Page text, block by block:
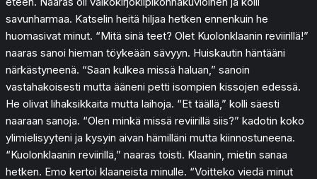
savunharmaa. Katselin heitä hiljaa hetken ennenkuin he
huomasivat minut. “Mitä sinä teet? Olet Kuolonklaanin reviirillä!”
naaras sanoi hieman töykeään sävyyn. Huiskautin häntääni
närkästyneenä. “Saan kulkea missä haluan,” sanoin
vastahakoisesti mutta ääneni petti isompien kissojen edessä.
He olivat lihaksikkaita mutta laihoja. “Et täällä,” kolli säesti
naaraan sanoja. “Olen minkä missä reviirillä siis?” kadotin koko
ylimielisyyteni ja kysyin aivan hämilläni mutta kiinnostuneena.
“Kuolonklaanin reviirillä,” naaras toisti. Klaanin, mietin sanaa
hetken. Emo kertoi klaaneista minulle. “Voitteko viedä minut